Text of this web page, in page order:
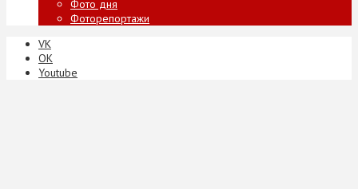
Фото дня
Фоторепортажи
VK
ОК
Youtube